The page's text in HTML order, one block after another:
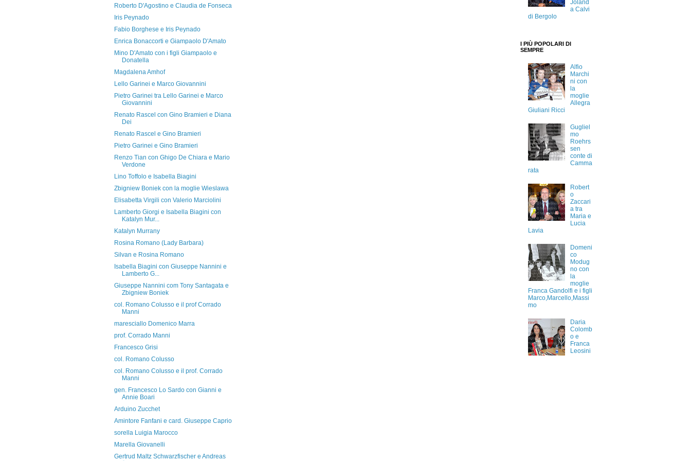
Roberto D'Agostino e Claudia de Fonseca
Iris Peynado
Fabio Borghese e Iris Peynado
Enrica Bonaccorti e Giampaolo D'Amato
Mino D'Amato con i figli Giampaolo e
Donatella
Magdalena Amhof
Lello Garinei e Marco Giovannini
Pietro Garinei tra Lello Garinei e Marco
Giovannini
Renato Rascel con Gino Bramieri e Diana
Dei
Renato Rascel e Gino Bramieri
Pietro Garinei e Gino Bramieri
Renzo Tian con Ghigo De Chiara e Mario
Verdone
Lino Toffolo e Isabella Biagini
Zbigniew Boniek con la moglie Wieslawa
Elisabetta Virgili con Valerio Marciolini
Lamberto Giorgi e Isabella Biagini con
Katalyn Mur...
Katalyn Murrany
Rosina Romano (Lady Barbara)
Silvan e Rosina Romano
Isabella Biagini con Giuseppe Nannini e
Lamberto G...
Giuseppe Nannini com Tony Santagata e
Zbigniew Boniek
col. Romano Colusso e il prof Corrado
Manni
maresciallo Domenico Marra
prof. Corrado Manni
Francesco Grisi
col. Romano Colusso
col. Romano Colusso e il prof. Corrado
Manni
gen. Francesco Lo Sardo con Gianni e
Annie Boari
Arduino Zucchet
Amintore Fanfani e card. Giuseppe Caprio
sorella Luigia Marocco
Marella Giovanelli
Gertrud Maltz Schwarzfischer e Andreas
Joland
a Calvi
di Bergolo
I PIÙ POPOLARI DI
SEMPRE
Alfio
Marchi
ni con
la
moglie
Allegra
Giuliani Ricci
Gugliel
mo
Roehrs
sen
conte di
Camma
rata
Robert
o
Zaccari
a tra
Maria e
Lucia
Lavia
Domeni
co
Modug
no con
la
moglie
Franca Gandolfi e i figli
Marco,Marcello,Massi
mo
Daria
Colomb
o e
Franca
Leosini